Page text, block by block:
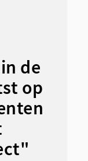
de
op